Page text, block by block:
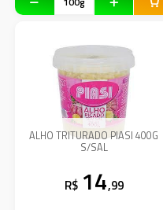
ALHO TRITURADO PIASI 400G
S/SAL
R$ 14,99